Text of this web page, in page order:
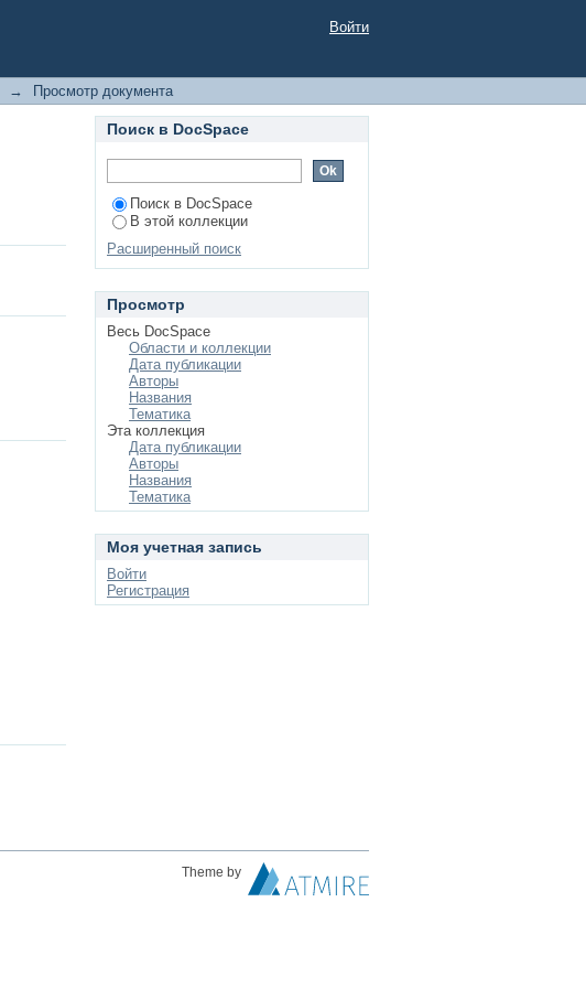
Войти
→ Просмотр документа
Поиск в DocSpace
Поиск в DocSpace
В этой коллекции
Расширенный поиск
Просмотр
Весь DocSpace
Области и коллекции
Дата публикации
Авторы
Названия
Тематика
Эта коллекция
Дата публикации
Авторы
Названия
Тематика
Моя учетная запись
Войти
Регистрация
Theme by